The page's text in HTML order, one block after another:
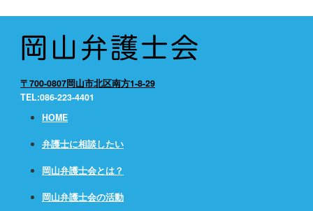
〒700-0807岡山市北区南方1-8-29
TEL:086-223-4401
HOME
弁護士に相談したい
岡山弁護士会とは？
岡山弁護士会の活動